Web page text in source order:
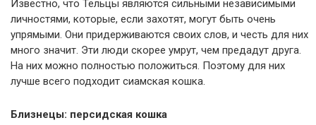
Известно, что Тельцы являются сильными независимыми
личностями, которые, если захотят, могут быть очень
упрямыми. Они придерживаются своих слов, и честь для них
много значит. Эти люди скорее умрут, чем предадут друга.
На них можно полностью положиться. Поэтому для них
лучше всего подходит сиамская кошка.
Близнецы: персидская кошка